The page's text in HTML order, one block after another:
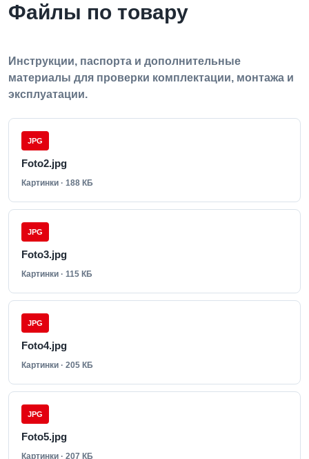
Файлы по товару
Инструкции, паспорта и дополнительные
материалы для проверки комплектации, монтажа и
эксплуатации.
JPG
Foto2.jpg
Картинки · 188 КБ
JPG
Foto3.jpg
Картинки · 115 КБ
JPG
Foto4.jpg
Картинки · 205 КБ
JPG
Foto5.jpg
Картинки · 207 КБ